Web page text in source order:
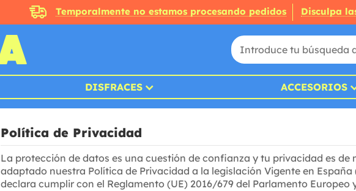
Temporalmente no estamos procesando pedidos Disculpa
DISFRACES ACCESORIOS
Política de Privacidad
La protección de datos es una cuestión de confianza y tu privacidad es
adaptado nuestra Política de Privacidad a la legislación Vigente en
declara cumplir con el Reglamento (UE) 2016/679 del Parlamento Europeo